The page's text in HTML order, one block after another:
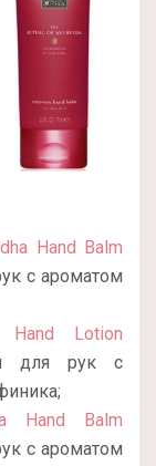
Hand Balm
с ароматом
Lotion
для рук с
Hand Balm
с ароматом